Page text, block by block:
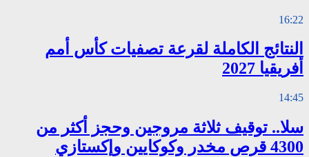
16:22
النتائج الكاملة لقرعة تصفيات كأس أمم
أفريقيا 2027
14:45
سلا.. توقيف ثلاثة مروجين وحجز أكثر من
4300 قرص مخدر وكوكايين وإكستازي